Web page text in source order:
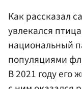
Как рассказал
увлекался
национальный
популяциями
В 2021 году его